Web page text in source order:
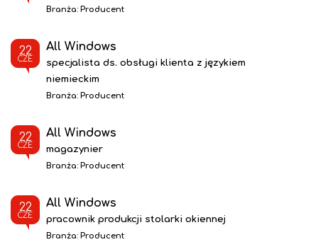
Branża: Producent
22
CZE
All Windows
specjalista ds. obsługi klienta z językiem
niemieckim
Branża: Producent
22
CZE
All Windows
magazynier
Branża: Producent
22
CZE
All Windows
pracownik produkcji stolarki okiennej
Branża: Producent